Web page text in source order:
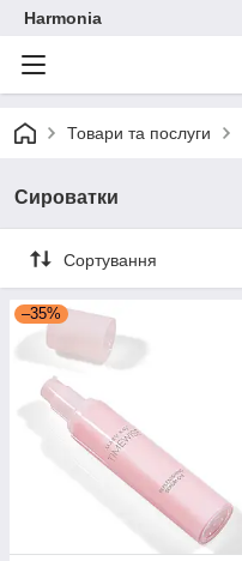
Harmonia
Товари та послуги
Сироватки
Сортування
–35%